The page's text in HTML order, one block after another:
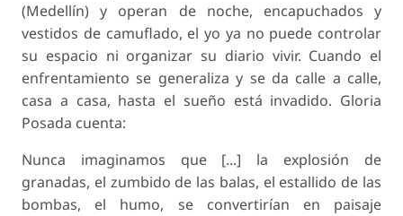
(Medellín) y operan de noche, encapuchados y
vestidos de camuflado, el yo ya no puede controlar
su espacio ni organizar su diario vivir. Cuando el
enfrentamiento se generaliza y se da calle a calle,
casa a casa, hasta el sueño está invadido. Gloria
Posada cuenta:
Nunca imaginamos que [...] la explosión de
granadas, el zumbido de las balas, el estallido de las
bombas, el humo, se convertirían en paisaje